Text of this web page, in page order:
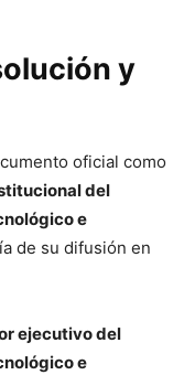
y
oficial como
del
e
de su difusión en
ejecutivo del
e